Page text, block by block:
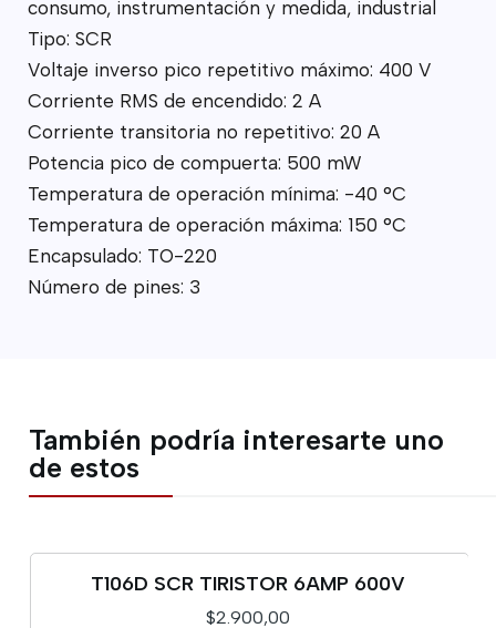
consumo, instrumentación y medida, industrial
Tipo: SCR
Voltaje inverso pico repetitivo máximo: 400 V
Corriente RMS de encendido: 2 A
Corriente transitoria no repetitivo: 20 A
Potencia pico de compuerta: 500 mW
Temperatura de operación mínima: -40 °C
Temperatura de operación máxima: 150 °C
Encapsulado: TO-220
Número de pines: 3
También podría interesarte uno
de estos
T106D SCR TIRISTOR 6AMP 600V
$2.900,00